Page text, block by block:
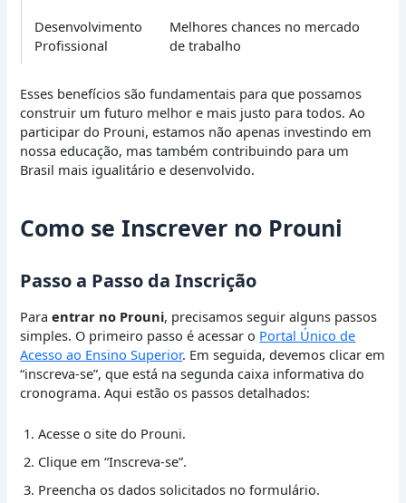
Desenvolvimento
Profissional
Melhores chances no mercado
de trabalho
Esses benefícios são fundamentais para que possamos
construir um futuro melhor e mais justo para todos. Ao
participar do Prouni, estamos não apenas investindo em
nossa educação, mas também contribuindo para um
Brasil mais igualitário e desenvolvido.
Como se Inscrever no Prouni
Passo a Passo da Inscrição
Paraentrar no Prouni, precisamos seguir alguns passos
simples. O primeiro passo é acessar o Portal Único de
Acesso ao Ensino Superior. Em seguida, devemos clicar em
“inscreva-se”, que está na segunda caixa informativa do
cronograma. Aqui estão os passos detalhados:
Acesse o site do Prouni.
Clique em “Inscreva-se”.
Preencha os dados solicitados no formulário.